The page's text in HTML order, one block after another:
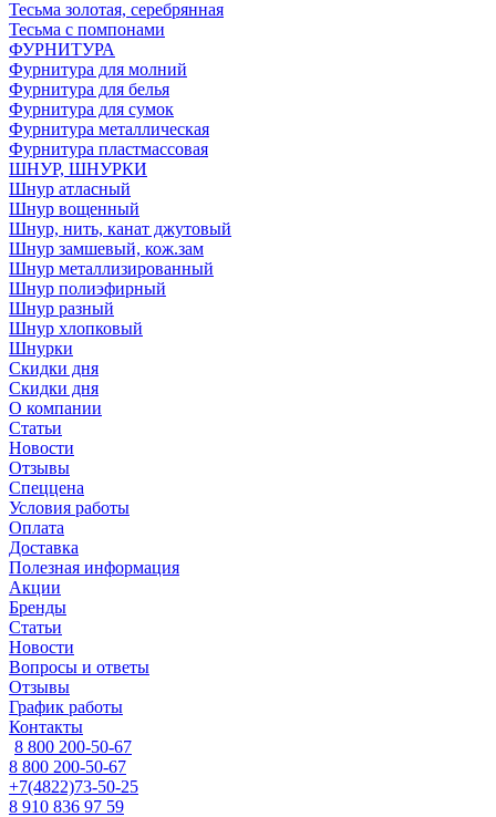
Тесьма золотая, серебрянная
Тесьма с помпонами
ФУРНИТУРА
Фурнитура для молний
Фурнитура для белья
Фурнитура для сумок
Фурнитура металлическая
Фурнитура пластмассовая
ШНУР, ШНУРКИ
Шнур атласный
Шнур вощенный
Шнур, нить, канат джутовый
Шнур замшевый, кож.зам
Шнур металлизированный
Шнур полиэфирный
Шнур разный
Шнур хлопковый
Шнурки
Скидки дня
Скидки дня
О компании
Статьи
Новости
Отзывы
Спеццена
Условия работы
Оплата
Доставка
Полезная информация
Акции
Бренды
Статьи
Новости
Вопросы и ответы
Отзывы
График работы
Контакты
8 800 200-50-67
8 800 200-50-67
+7(4822)73-50-25
8 910 836 97 59